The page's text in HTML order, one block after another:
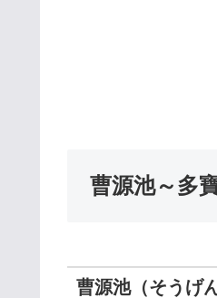
曹源池～多
曹源池（そうげ